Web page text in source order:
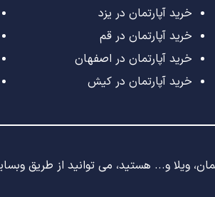
خرید آپارتمان در یزد
خرید آپارتمان در قم
خرید آپارتمان در اصفهان
خرید آپارتمان در کیش
ویلا و... هستید، می توانید از طریق